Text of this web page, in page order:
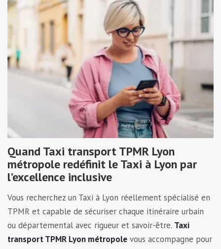
Quand Taxi transport TPMR Lyon
métropole redéfinit le Taxi à Lyon par
l’excellence inclusive
Vous recherchez un Taxi à Lyon réellement spécialisé en
TPMR et capable de sécuriser chaque itinéraire urbain
ou départemental avec rigueur et savoir-être. Taxi
transport TPMR Lyon métropole vous accompagne pour